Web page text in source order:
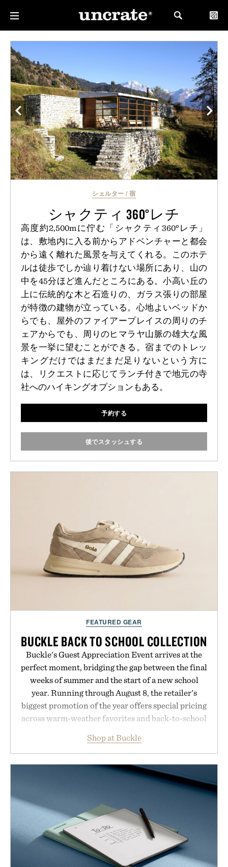
シェルター /宿
シャクティ 360°レチ
高度約2,500mに佇む「シャクティ360°レチ」
は、敷地内に入る前からアドベンチャーと都会
から遠く離れた風景を与えてくれる。このホテ
ルは徒歩でしか辿り着けない場所にあり、山の
中を45分ほど進んだところにある。小高い丘の
上に伝統的な木と石造りの、ガラス張りの部屋
が特徴の建物が立っている。心地よいベッドか
らでも、屋外のファイアープレイスの周りのチ
ェアからでも、周りのヒマラヤ山脈の雄大な風
景を一挙に望むことができる。宿までのトレッ
キングだけではまだまだ足りないという方に
は、リクエストに応じてランチ付きで地元の寺
社へのハイキングオプションもある。
予約する
後でスタッシュする
FEATURED GEAR
BUCKLE BACK TO SCHOOL COLLECTION
Buckle's Guest Appreciation Event arrives at the
perfect moment, bridging the gap between the final
weeks of summer and the start of a new school
year. Running through August 8, the retailer's
biggest promotion of the year offers special pricing
across warm-weather favorites and back-to-school
wardrobe in one trip. From perfectly broken-in
denim and breathable seasonal staples to versatile
layering pieces built for cooler days ahead, the
event highlights the styles Buckle is known for
while helping shoppers transition seamlessly from
summer weekends to campus life. It's an ideal
opportunity to stock up on the pieces that will
carry you through the season ahead.
Presented by Buckle.
Shop at Buckle